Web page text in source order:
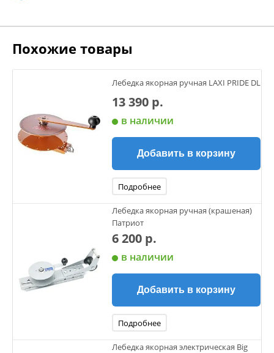
Похожие товары
Лебедка якорная ручная LAXI PRIDE DL
13 390 р.
в наличии
Добавить в корзину
Подробнее
Лебедка якорная ручная (крашеная)
Патриот
6 200 р.
в наличии
Добавить в корзину
Подробнее
Лебедка якорная электрическая Big